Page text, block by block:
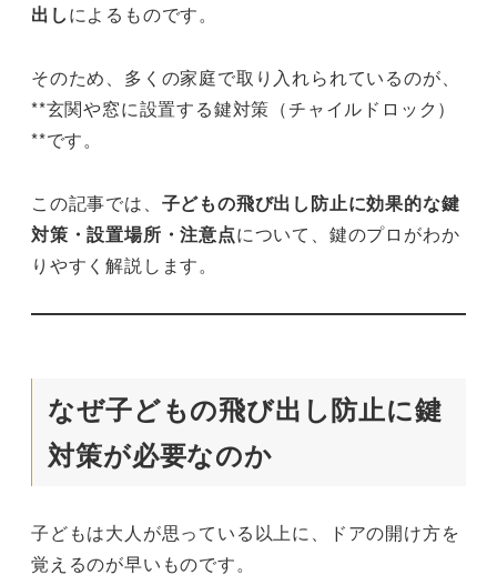
出しによるものです。
そのため、多くの家庭で取り入れられているのが、
**玄関や窓に設置する鍵対策（チャイルドロック）
**です。
この記事では、 子どもの飛び出し防止に効果的な鍵
対策・設置場所・注意点について、鍵のプロがわか
りやすく解説します。
なぜ子どもの飛び出し防止に鍵
対策が必要なのか
子どもは大人が思っている以上に、ドアの開け方を
覚えるのが早いものです。